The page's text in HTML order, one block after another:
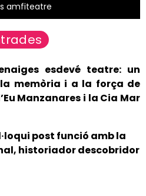
amfiteatre
esdevé teatre: un
memòria i a la força de
Manzanares i la Cia Mar
post funció amb la
historiador descobridor